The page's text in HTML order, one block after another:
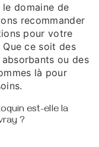
domaine de
recommander
pour votre
ce soit des
ou des
là pour
est-elle la
?